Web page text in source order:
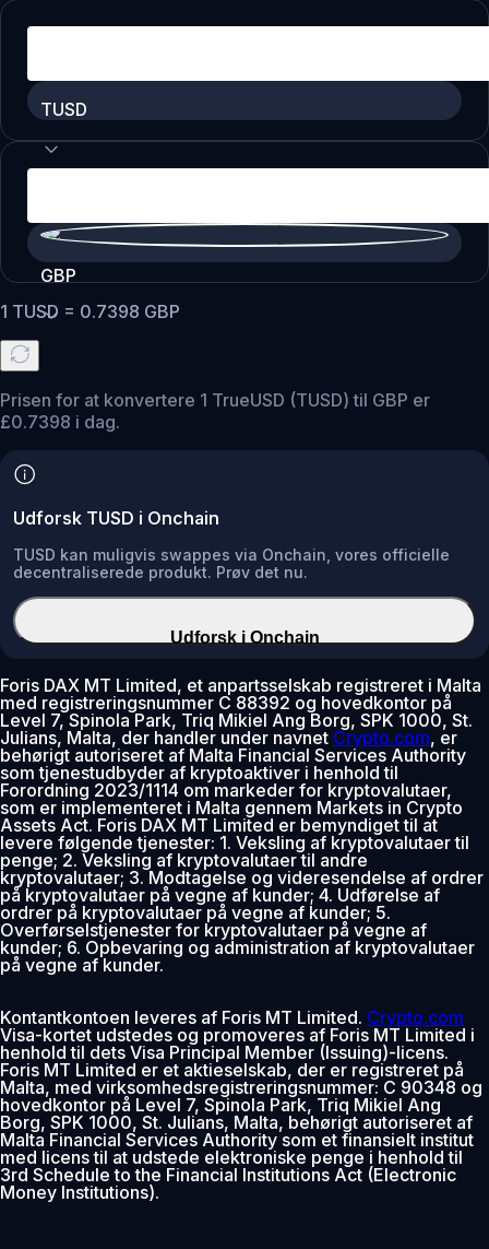
TUSD
GBP
1 TUSD = 0.7398 GBP
Prisen for at konvertere 1 TrueUSD (TUSD) til GBP er
£0.7398 i dag.
Udforsk TUSD i Onchain
TUSD kan muligvis swappes via Onchain, vores officielle
decentraliserede produkt. Prøv det nu.
Udforsk i Onchain
Foris DAX MT Limited, et anpartsselskab registreret i Malta
med registreringsnummer C 88392 og hovedkontor på
Level 7, Spinola Park, Triq Mikiel Ang Borg, SPK 1000, St.
Julians, Malta, der handler under navnet Crypto.com, er
behørigt autoriseret af Malta Financial Services Authority
som tjenestudbyder af kryptoaktiver i henhold til
Forordning 2023/1114 om markeder for kryptovalutaer,
som er implementeret i Malta gennem Markets in Crypto
Assets Act. Foris DAX MT Limited er bemyndiget til at
levere følgende tjenester: 1. Veksling af kryptovalutaer til
penge; 2. Veksling af kryptovalutaer til andre
kryptovalutaer; 3. Modtagelse og videresendelse af ordrer
på kryptovalutaer på vegne af kunder; 4. Udførelse af
ordrer på kryptovalutaer på vegne af kunder; 5.
Overførselstjenester for kryptovalutaer på vegne af
kunder; 6. Opbevaring og administration af kryptovalutaer
på vegne af kunder.
Kontantkontoen leveres af Foris MT Limited. Crypto.com
Visa-kortet udstedes og promoveres af Foris MT Limited i
henhold til dets Visa Principal Member (Issuing)-licens.
Foris MT Limited er et aktieselskab, der er registreret på
Malta, med virksomhedsregistreringsnummer: C 90348 og
hovedkontor på Level 7, Spinola Park, Triq Mikiel Ang
Borg, SPK 1000, St. Julians, Malta, behørigt autoriseret af
Malta Financial Services Authority som et finansielt institut
med licens til at udstede elektroniske penge i henhold til
3rd Schedule to the Financial Institutions Act (Electronic
Money Institutions).